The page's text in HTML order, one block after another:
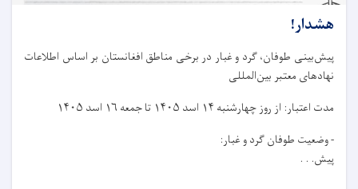
هشدار!
پیش‌بینی طوفان، گرد و غبار در برخی مناطق افغانستان بر اساس اطلاعات
نهادهای معتبر بین‌المللی
مدت اعتبار: از روز چهار‌شنبه ۱۴ اسد ۱۴۰۵ تا جمعه ۱۶ اسد ۱۴۰۵
- وضعیت طوفان گرد و غبار:
پیش. . .